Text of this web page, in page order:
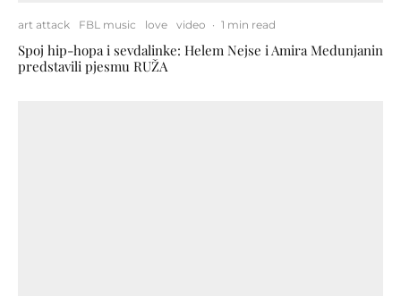
art attack FBL music love video · 1 min read
Spoj hip-hopa i sevdalinke: Helem Nejse i Amira Medunjanin
predstavili pjesmu RUŽA